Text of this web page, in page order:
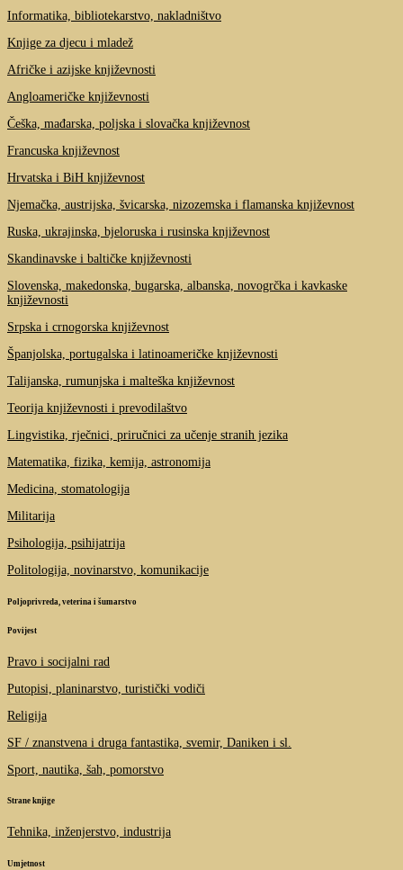
Informatika, bibliotekarstvo, nakladništvo
Knjige za djecu i mladež
Afričke i azijske književnosti
Angloameričke književnosti
Češka, mađarska, poljska i slovačka književnost
Francuska književnost
Hrvatska i BiH književnost
Njemačka, austrijska, švicarska, nizozemska i flamanska književnost
Ruska, ukrajinska, bjeloruska i rusinska književnost
Skandinavske i baltičke književnosti
Slovenska, makedonska, bugarska, albanska, novogrčka i kavkaske
književnosti
Srpska i crnogorska književnost
Španjolska, portugalska i latinoameričke književnosti
Talijanska, rumunjska i malteška književnost
Teorija književnosti i prevodilaštvo
Lingvistika, rječnici, priručnici za učenje stranih jezika
Matematika, fizika, kemija, astronomija
Medicina, stomatologija
Militarija
Psihologija, psihijatrija
Politologija, novinarstvo, komunikacije
Poljoprivreda, veterina i šumarstvo
Povijest
Pravo i socijalni rad
Putopisi, planinarstvo, turistički vodiči
Religija
SF / znanstvena i druga fantastika, svemir, Daniken i sl.
Sport, nautika, šah, pomorstvo
Strane knjige
Tehnika, inženjerstvo, industrija
Umjetnost